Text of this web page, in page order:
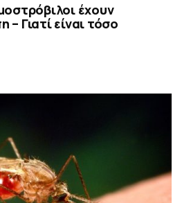
έχουν
Γιατί είναι τόσο